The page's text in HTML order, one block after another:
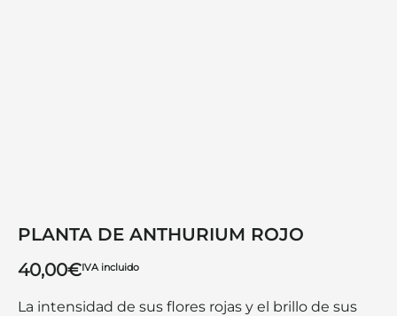
PLANTA DE ANTHURIUM ROJO
40,00€IVA incluido
La intensidad de sus flores rojas y el brillo de sus